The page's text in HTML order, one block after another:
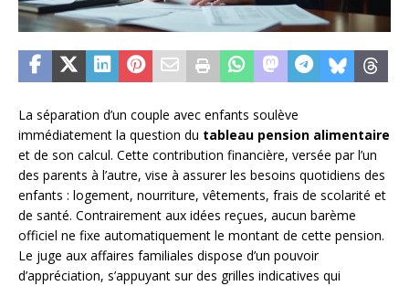
La séparation d’un couple avec enfants soulève
immédiatement la question du tableau pension alimentaire
et de son calcul. Cette contribution financière, versée par l’un
des parents à l’autre, vise à assurer les besoins quotidiens des
enfants : logement, nourriture, vêtements, frais de scolarité et
de santé. Contrairement aux idées reçues, aucun barème
officiel ne fixe automatiquement le montant de cette pension.
Le juge aux affaires familiales dispose d’un pouvoir
d’appréciation, s’appuyant sur des grilles indicatives qui